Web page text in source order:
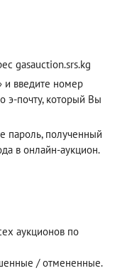
gasauction.srs.kg
введите номер
э-почту, который Вы
пароль, полученный
в онлайн-аукцион.
аукционов по
/ отмененные.